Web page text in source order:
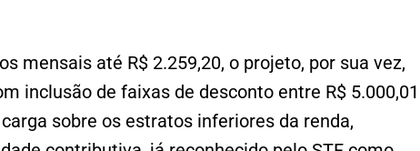
mensais até R$ 2.259,20, o projeto, por sua vez,
inclusão de faixas de desconto entre R$ 5.000,01
sobre os estratos inferiores da renda,